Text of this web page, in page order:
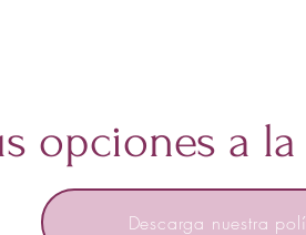
opciones a
Descarga nuestra